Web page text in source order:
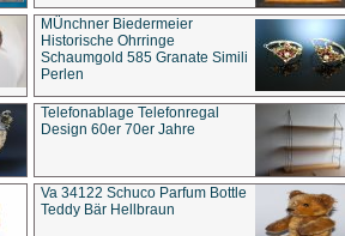
MÜnchner Biedermeier
Historische Ohrringe
Schaumgold 585 Granate Simili
Perlen
Telefonablage Telefonregal
Design 60er 70er Jahre
Va 34122 Schuco Parfum Bottle
Teddy Bär Hellbraun